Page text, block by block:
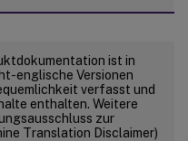
ist in
englische Versionen
verfasst und
enthalten. Weitere
zur
Translation Disclaimer)